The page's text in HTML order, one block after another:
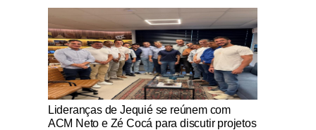
Notícias Católicas
Lideranças de Jequié se reúnem com
ACM Neto e Zé Cocá para discutir projetos